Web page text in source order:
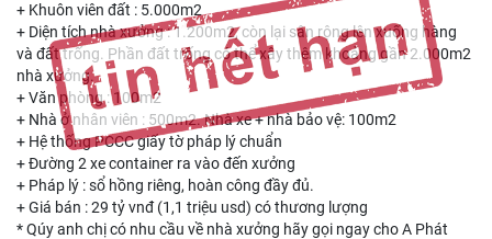
+ Khuôn viên đất : 5.000m2
+ Diện tích nhà xưởng : 1.200m2, còn lại sân rộng lên xuống hàng
và đất trống. Phần đất trống có thể xây thêm khoảng gần 2.000m2
nhà xưởng.
+ Văn phòng : 100m2
+ Nhà ở nhân viên : 500m2. Nhà xe + nhà bảo vệ: 100m2
+ Hệ thống PCCC giấy tờ pháp lý chuẩn
+ Đường 2 xe container ra vào đến xưởng
+ Pháp lý : sổ hồng riêng, hoàn công đầy đủ.
+ Giá bán : 29 tỷ vnđ (1,1 triệu usd) có thương lượng
* Qúy anh chị có nhu cầu về nhà xưởng hãy gọi ngay cho A Phát